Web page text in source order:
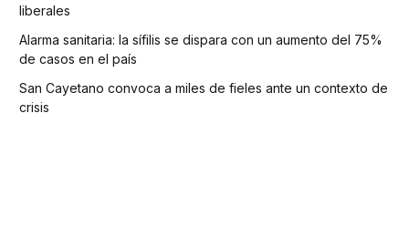
liberales
Alarma sanitaria: la sífilis se dispara con un aumento del 75%
de casos en el país
San Cayetano convoca a miles de fieles ante un contexto de
crisis